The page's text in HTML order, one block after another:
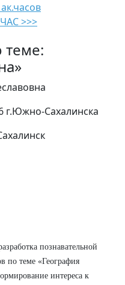
>>>
теме:
Сахалинска
познавательной
по теме «География
интереса к